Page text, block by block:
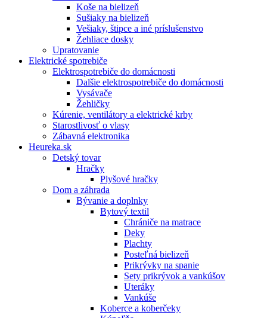
Koše na bielizeň
Sušiaky na bielizeň
Vešiaky, štipce a iné príslušenstvo
Žehliace dosky
Upratovanie
Elektrické spotrebiče
Elektrospotrebiče do domácnosti
Dalšie elektrospotrebiče do domácnosti
Vysávače
Žehličky
Kúrenie, ventilátory a elektrické krby
Starostlivosť o vlasy
Zábavná elektronika
Heureka.sk
Detský tovar
Hračky
Plyšové hračky
Dom a záhrada
Bývanie a doplnky
Bytový textil
Chrániče na matrace
Deky
Plachty
Posteľná bielizeň
Prikrývky na spanie
Sety prikrývok a vankúšov
Uteráky
Vankúše
Koberce a koberčeky